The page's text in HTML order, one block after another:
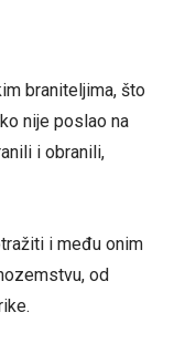
braniteljima, što
nije poslao na
i obranili,
i među onim
od